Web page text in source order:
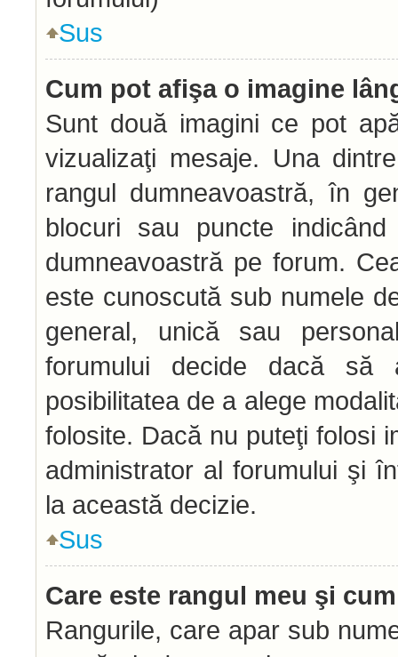
Sus
Cum pot afişa o imagine
Sunt două imagini ce pot
vizualizaţi mesaje. Una
rangul dumneavoastră, în
blocuri sau puncte
dumneavoastră pe forum.
este cunoscută sub numele
general, unică sau
forumului decide dacă să
posibilitatea de a alege
folosite. Dacă nu puteţi folosi
administrator al forumului şi
la această decizie.
Sus
Care este rangul meu şi
Rangurile, care apar sub